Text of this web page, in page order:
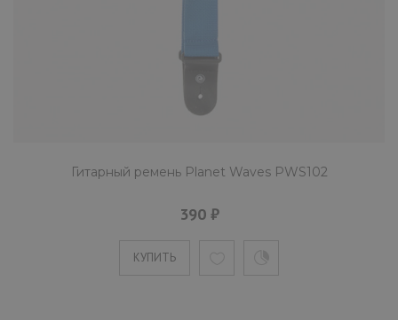
Гитарный ремень Planet Waves PWS102
390 ₽
КУПИТЬ